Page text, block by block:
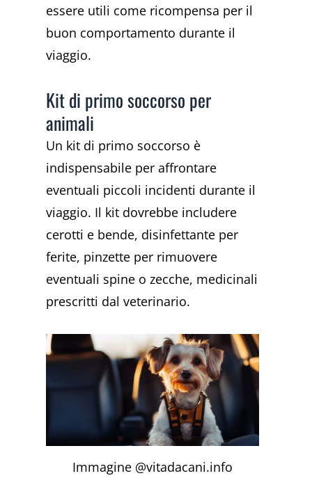
essere utili come ricompensa per il
buon comportamento durante il
viaggio.
Kit di primo soccorso per
animali
Un kit di primo soccorso è
indispensabile per affrontare
eventuali piccoli incidenti durante il
viaggio. Il kit dovrebbe includere
cerotti e bende, disinfettante per
ferite, pinzette per rimuovere
eventuali spine o zecche, medicinali
prescritti dal veterinario.
Immagine @vitadacani.info